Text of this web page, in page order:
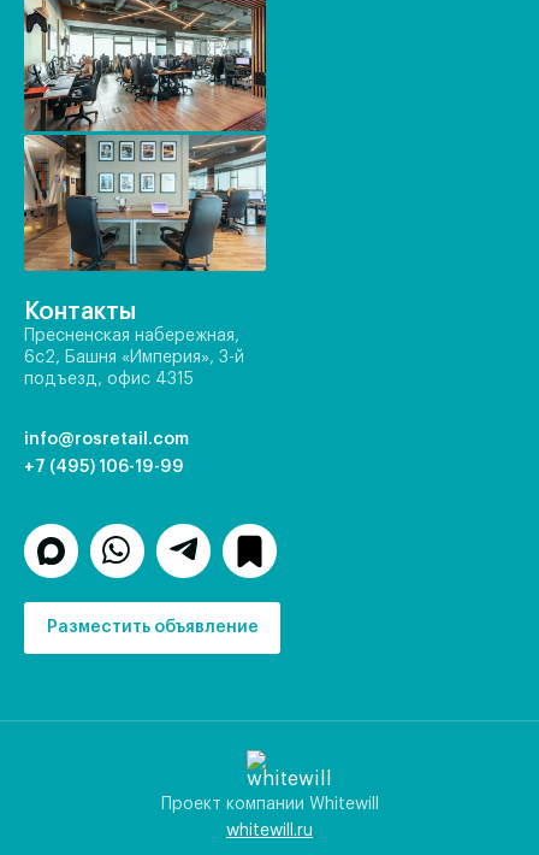
Контакты
Пресненская набережная,
6с2, Башня «Империя», 3-й
подъезд, офис 4315
info@rosretail.com
+7 (495) 106-19-99
Разместить объявление
Проект компании Whitewill
whitewill.ru